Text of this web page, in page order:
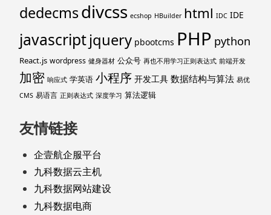
dedecmsdivcss ecshop HBuilder html IDC IDE
javascriptjquery pbootcms PHP python
React.js wordpress 健身器材 公众号 再也不用学习正则表达式 前端开发
加密 响应式 学英语 小程序 开发工具 数据结构与算法 易优
CMS 易语言 正则表达式 深度学习 算法逻辑
友情链接
企壹航企服平台
九科数据云主机
九科数据网站建设
九科数据电商